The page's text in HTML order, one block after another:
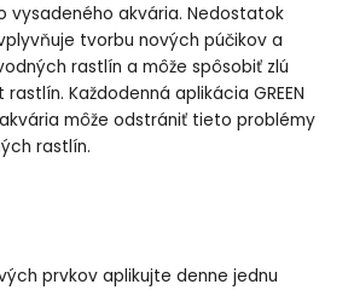
vysadeného akvária. Nedostatok
tvorbu nových púčikov a
rastlín a môže spôsobiť zlú
Každodenná aplikácia GREEN
akvária môže odstrániť tieto problémy
rastlín.
prvkov aplikujte denne jednu